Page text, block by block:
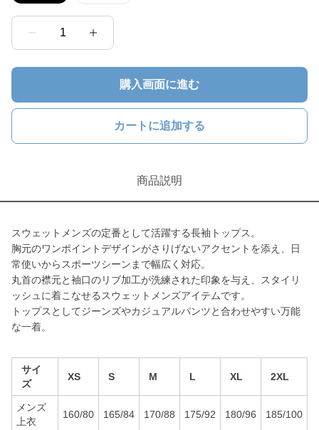
1
購入画面に進む
カートに追加する
商品説明
スウェットメンズの定番として活躍する長袖トップス。
胸元のワンポイントデザインがさりげないアクセントを添え、日
常使いからスポーツシーンまで幅広く対応。
丸首の襟元と袖口のリブ加工が洗練された印象を与え、スタイリ
ッシュに着こなせるスウェットメンズアイテムです。
トップスとしてジーンズやカジュアルパンツと合わせやすい万能
な一着。
サイ
ズ
XS S M L XL 2XL
メンズ
上衣
160/80 165/84 170/88 175/92 180/96 185/100